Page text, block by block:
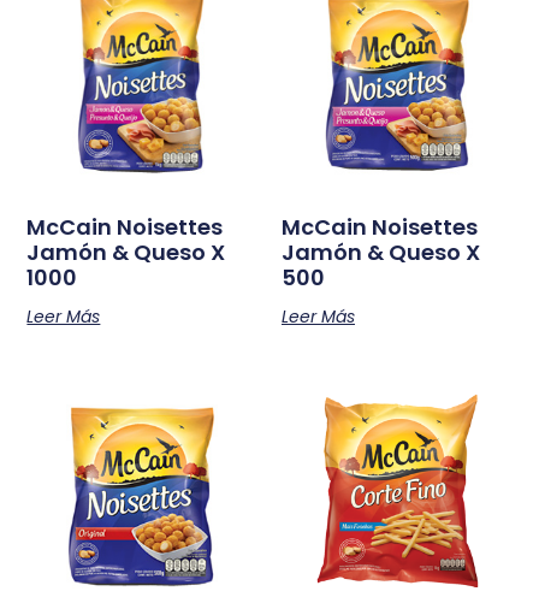
McCain Noisettes
Jamón & Queso X
1000
Leer Más
McCain Noisettes
Jamón & Queso X
500
Leer Más